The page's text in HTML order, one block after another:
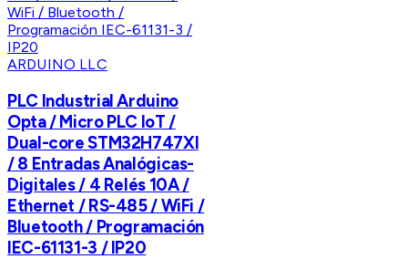
ARDUINO LLC
PLC Industrial Arduino
Opta / Micro PLC IoT /
Dual-core STM32H747XI
/ 8 Entradas Analógicas-
Digitales / 4 Relés 10A /
Ethernet / RS-485 / WiFi /
Bluetooth / Programación
IEC-61131-3 / IP20